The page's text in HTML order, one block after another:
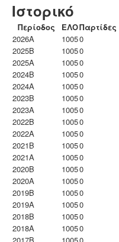
Ιστορικό
Περίοδος ΕΛΟΠαρτίδες
2026A
10050
2025B
10050
2025A
10050
2024B
10050
2024A
10050
2023B
10050
2023Α
10050
2022B
10050
2022A
10050
2021B
10050
2021A
10050
2020B
10050
2020A
10050
2019B
10050
2019A
10050
2018B
10050
2018A
10050